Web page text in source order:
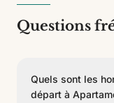
Questions
Quels sont les
départ à